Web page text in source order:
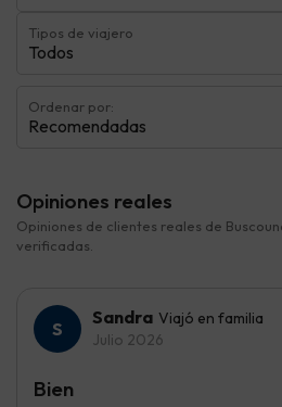
Tipos de viajero
Todos
Ordenar por:
Recomendadas
Opiniones reales
Opiniones de clientes reales de
verificadas.
Sandra Viajó en familia
Julio 2026
Bien